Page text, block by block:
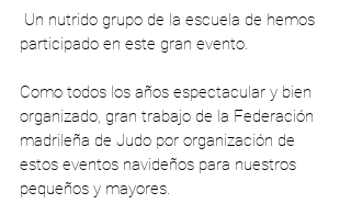
participado en este gran evento.
Como todos los años espectacular y bien
organizado, gran trabajo de la Federación
madrileña de Judo por organización de
estos eventos navideños para nuestros
pequeños y mayores.